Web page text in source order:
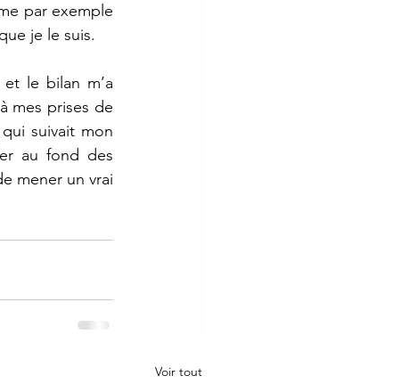
par exemple
je le suis.
le bilan m’a
mes prises de
suivait mon
au fond des
mener un vrai
Voir tout